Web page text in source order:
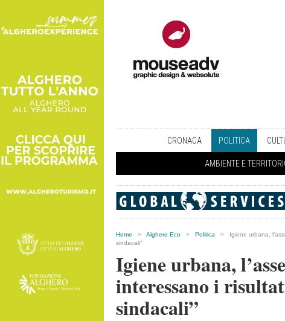
CRONACA POLITICA
AMBIENTE E
Home > Alghero Eco > Politica > Igiene urbana,
sindacali”
Igiene urbana,
interessano i
sindacali”